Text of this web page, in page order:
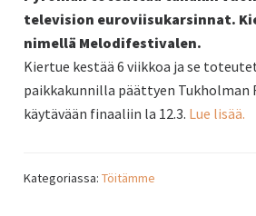
television euroviisukarsinnat.
nimellä Melodifestivalen.
Kiertue kestää 6 viikkoa ja se
paikkakunnilla päättyen Tukholman
käytävään finaaliin la 12.3. Lue lisää.
Kategoriassa: Töitämme